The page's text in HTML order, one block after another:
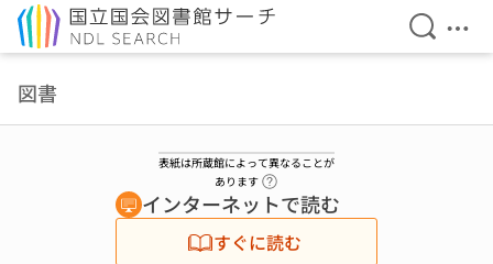
検索を
メ
図書
表紙は所蔵館によって異なることが
あります
インターネットで読む
すぐに読む